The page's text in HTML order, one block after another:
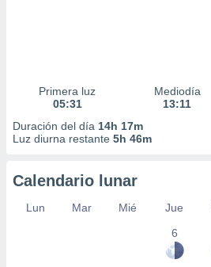
Primera luz
05:31
Mediodía
13:11
Duración del día 14h 17m
Luz diurna restante 5h 46m
Calendario lunar
Lun Mar Mié Jue
6